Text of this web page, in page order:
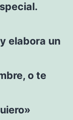
elabora un
o te